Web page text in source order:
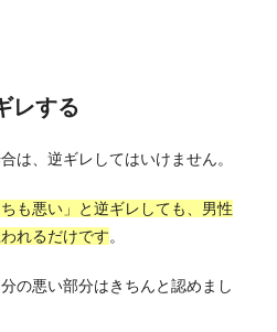
レする
は、逆ギレしてはいけません。
も悪い」と逆ギレしても、男性
れるだけです。
の悪い部分はきちんと認めまし